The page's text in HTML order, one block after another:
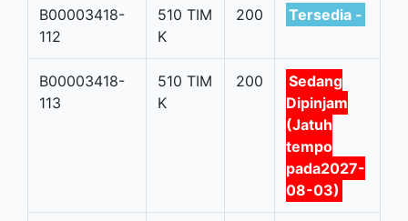
B00003418-
112
510 TIM
K
200 Tersedia -
B00003418-
113
510 TIM
K
200
Sedang
Dipinjam
(Jatuh
tempo
pada2027-
08-03)